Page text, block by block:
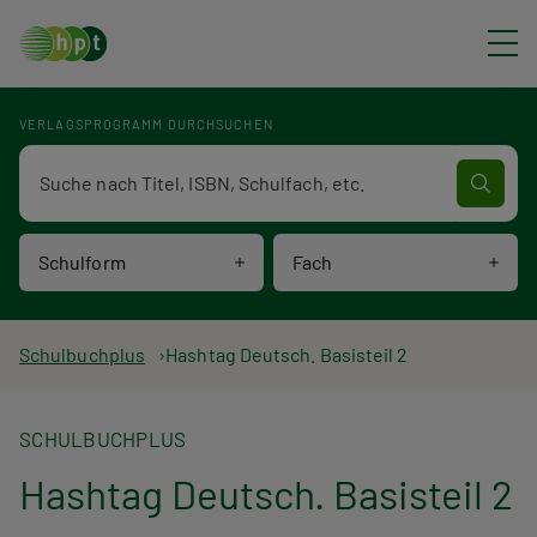
VERLAGSPROGRAMM DURCHSUCHEN
Schulform Fach
Verlagsprogramm Volltextsuche
P
a
d
Schulbuchplus Hashtag Deutsch. Basisteil 2
SCHULBUCHPLUS
Hashtag Deutsch. Basisteil 2